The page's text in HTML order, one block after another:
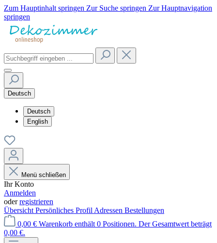
Zum Hauptinhalt springen Zur Suche springen Zur Hauptnavigation
springen
Deutsch
Deutsch
English
Menü schließen
Ihr Konto
Anmelden
oderregistrieren
Übersicht Persönliches Profil Adressen Bestellungen
0,00 € Warenkorb enthält 0 Positionen. Der Gesamtwert beträgt
0,00 €.